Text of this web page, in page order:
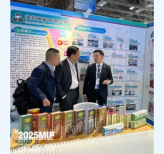
2025MIF
2025.10